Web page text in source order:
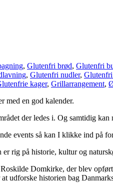
, Glutenfri brød, Glutenfri
, Glutenfri nudler,
kager, Grillarrangement,
med en god kalender.
der ledes i. Og samtidig
events så kan I klikke ind på
rig på historie, kultur og
Domkirke, der blev
udforske historien bag